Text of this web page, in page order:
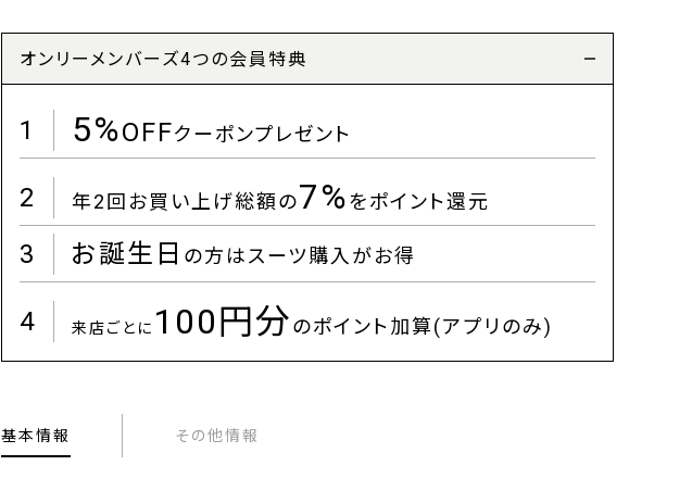
オンリーメンバーズ4つの会員特典
1 5%OFFクーポンプレゼント
2 年2回お買い上げ総額の7%をポイント還元
3 お誕生日 の方はスーツ購入がお得
4 来店ごとに 100円分のポイント加算(アプリのみ)
基本情報 その他情報